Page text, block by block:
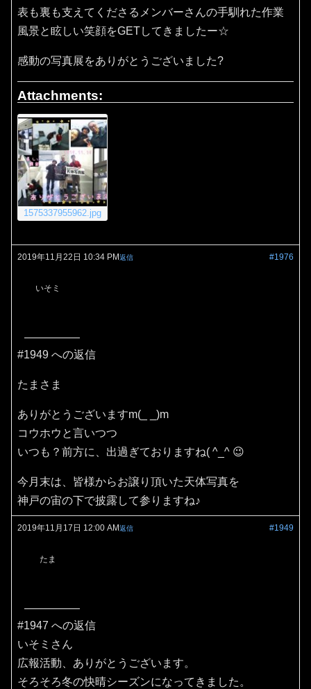
表も裏も支えてくださるメンバーさんの手馴れた作業
風景と眩しい笑顔をGETしてきましたー☆
感動の写真展をありがとうございました?
Attachments:
1575337955962.jpg
2019年11月22日 10:34 PM #1976
返信
いそミ
#1949 への返信
たまさま
ありがとうございますm(_ _)m
コウホウと言いつつ
いつも？前方に、出過ぎておりますね( ^_^ 😉
今月末は、皆様からお譲り頂いた天体写真を
神戸の宙の下で披露して参りますね♪
2019年11月17日 12:00 AM #1949
返信
たま
#1947 への返信
いそミさん
広報活動、ありがとうございます。
そろそろ冬の快晴シーズンになってきました。